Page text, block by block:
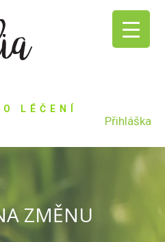
LÉČENÍ
Přihláška
ZMĚNU